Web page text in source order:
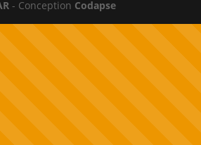
- Conception Codapse